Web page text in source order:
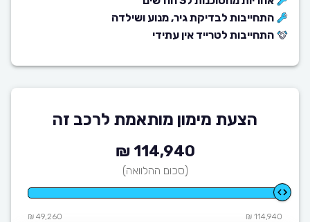
התחייבות לבדיקת גיר, מנוע ושילדה
התחייבות לטרייד אין עתידי
הצעת מימון מותאמת לרכב זה
114,940 ₪
(סכום ההלוואה)
114,940 ₪
49,260 ₪